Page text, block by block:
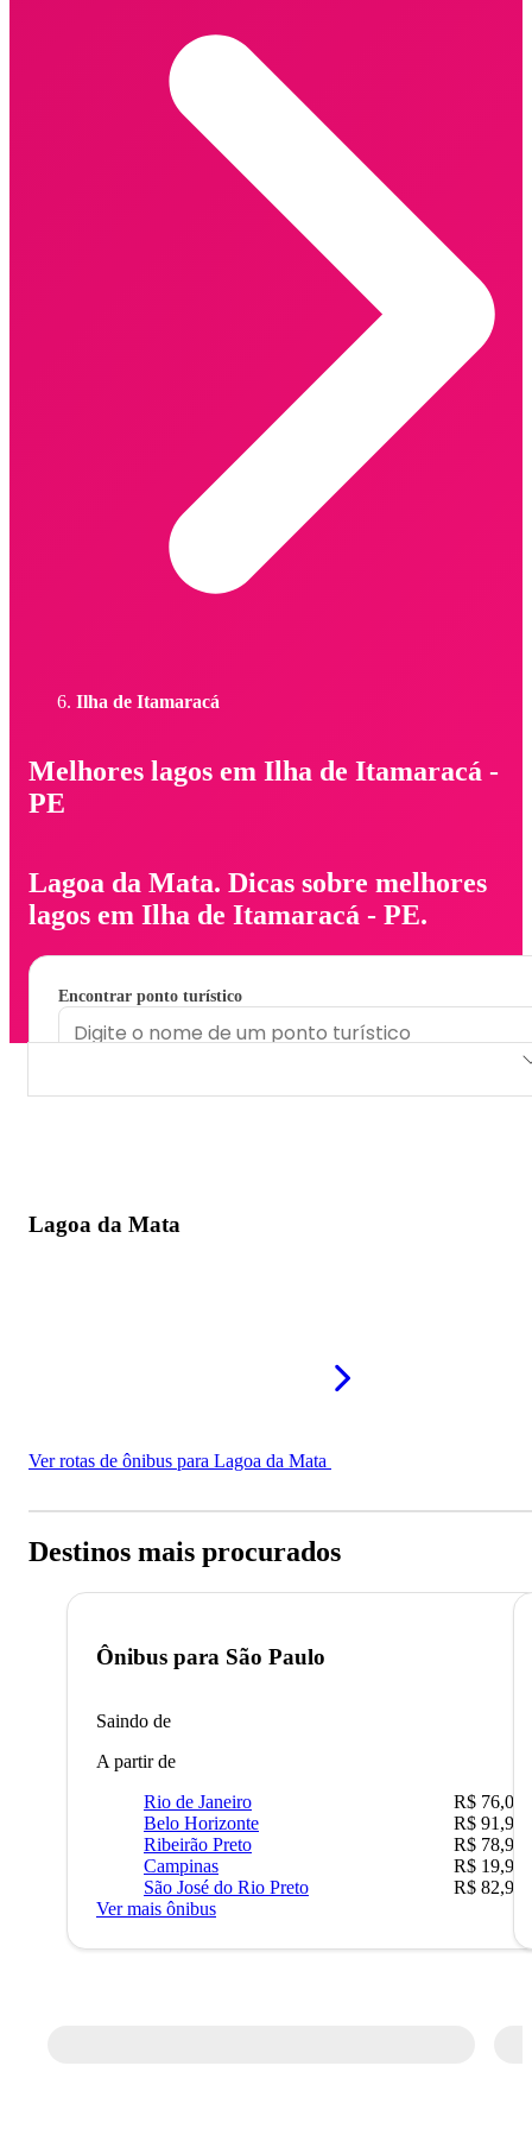
Ilha de Itamaracá
Melhores lagos em Ilha de Itamaracá -
PE
Lagoa da Mata. Dicas sobre melhores
lagos em Ilha de Itamaracá - PE.
Encontrar ponto turístico
Lagoa da Mata
Ver rotas de ônibus para Lagoa da Mata
Destinos mais procurados
Ônibus para São Paulo
Saindo de
A partir de
Rio de Janeiro
R$ 76,09
Belo Horizonte
R$ 91,90
Ribeirão Preto
R$ 78,90
Campinas
R$ 19,90
São José do Rio Preto
R$ 82,90
Ver mais ônibus